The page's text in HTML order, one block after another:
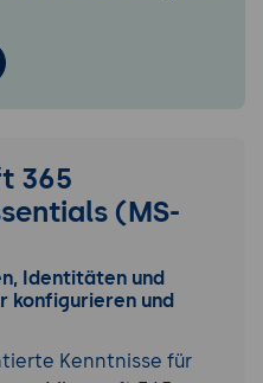
365
(MS-
Identitäten und
konfigurieren und
Kenntnisse für